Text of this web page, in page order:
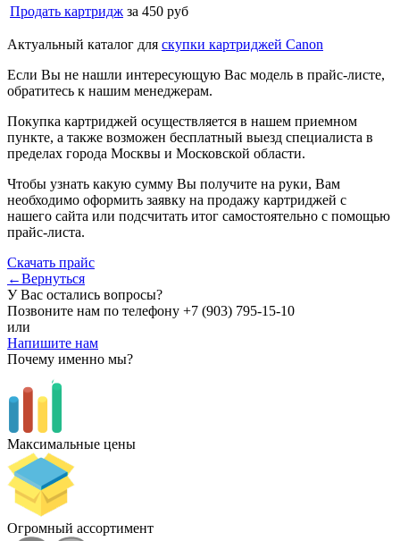
Продать картридж за 450 руб
Актуальный каталог для скупки картриджей Canon
Если Вы не нашли интересующую Вас модель в прайс-листе,
обратитесь к нашим менеджерам.
Покупка картриджей осуществляется в нашем приемном
пункте, а также возможен бесплатный выезд специалиста в
пределах города Москвы и Московской области.
Чтобы узнать какую сумму Вы получите на руки, Вам
необходимо оформить заявку на продажу картриджей с
нашего сайта или подсчитать итог самостоятельно с помощью
прайс-листа.
Скачать прайс
←Вернуться
У Вас остались вопросы?
Позвоните нам по телефону +7 (903) 795-15-10
или
Напишите нам
Почему именно мы?
Максимальные цены
Огромный ассортимент